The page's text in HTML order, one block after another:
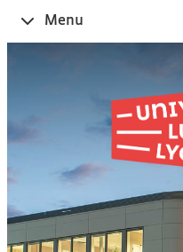
Ouvrir
le
Menu